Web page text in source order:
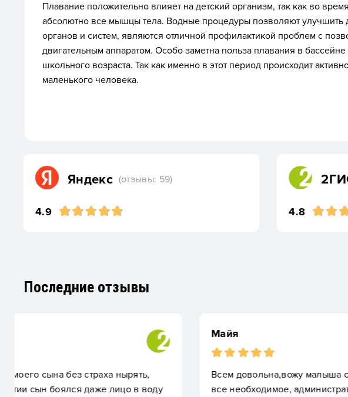
Плавание положительно влияет на детский организм, так как во
абсолютно все мышцы тела. Водные процедуры позволяют улучшить
органов и систем, являются отличной профилактикой проблем с
двигательным аппаратом. Особо заметна польза плавания в
школьного возраста. Так как именно в этот период происходит
маленького человека.
Яндекс (отзывы: 59)
4.9 4.8
Последние отзывы
Всем довольна,вожу малыша с 4-х месяцев к тренеру Алине.
все необходимое, администраторы внимательны к поситителям и